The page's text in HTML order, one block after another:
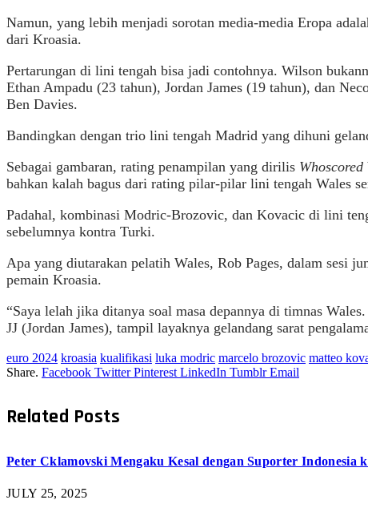
Namun, yang lebih menjadi sorotan media-media Eropa
dari Kroasia.
Pertarungan di lini tengah bisa jadi contohnya. Wilson
Ethan Ampadu (23 tahun), Jordan James (19 tahun), dan
Ben Davies.
Bandingkan dengan trio lini tengah Madrid yang dihuni
Sebagai gambaran, rating penampilan yang dirilis Whoscored
bahkan kalah bagus dari rating pilar-pilar lini tengah Wales
Padahal, kombinasi Modric-Brozovic, dan Kovacic di lini
sebelumnya kontra Turki.
Apa yang diutarakan pelatih Wales, Rob Pages, dalam sesi
pemain Kroasia.
“Saya lelah jika ditanya soal masa depannya di timnas
JJ (Jordan James), tampil layaknya gelandang sarat
euro 2024 kroasia kualifikasi luka modric marcelo brozovic matteo
Share. Facebook Twitter Pinterest LinkedIn Tumblr Email
Related Posts
Peter Cklamovski Mengaku Kesal dengan Suporter Indonesia
JULY 25, 2025